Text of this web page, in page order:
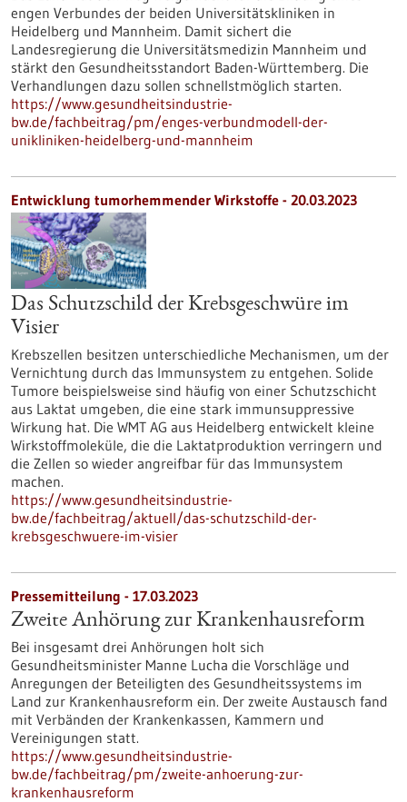
engen Verbundes der beiden Universitätskliniken in
Heidelberg und Mannheim. Damit sichert die
Landesregierung die Universitätsmedizin Mannheim und
stärkt den Gesundheitsstandort Baden-Württemberg. Die
Verhandlungen dazu sollen schnellstmöglich starten.
https://www.gesundheitsindustrie-
bw.de/fachbeitrag/pm/enges-verbundmodell-der-
unikliniken-heidelberg-und-mannheim
Entwicklung tumorhemmender Wirkstoffe - 20.03.2023
Das Schutzschild der Krebsgeschwüre im
Visier
Krebszellen besitzen unterschiedliche Mechanismen, um der
Vernichtung durch das Immunsystem zu entgehen. Solide
Tumore beispielsweise sind häufig von einer Schutzschicht
aus Laktat umgeben, die eine stark immunsuppressive
Wirkung hat. Die WMT AG aus Heidelberg entwickelt kleine
Wirkstoffmoleküle, die die Laktatproduktion verringern und
die Zellen so wieder angreifbar für das Immunsystem
machen.
https://www.gesundheitsindustrie-
bw.de/fachbeitrag/aktuell/das-schutzschild-der-
krebsgeschwuere-im-visier
Pressemitteilung - 17.03.2023
Zweite Anhörung zur Krankenhausreform
Bei insgesamt drei Anhörungen holt sich
Gesundheitsminister Manne Lucha die Vorschläge und
Anregungen der Beteiligten des Gesundheitssystems im
Land zur Krankenhausreform ein. Der zweite Austausch fand
mit Verbänden der Krankenkassen, Kammern und
Vereinigungen statt.
https://www.gesundheitsindustrie-
bw.de/fachbeitrag/pm/zweite-anhoerung-zur-
krankenhausreform